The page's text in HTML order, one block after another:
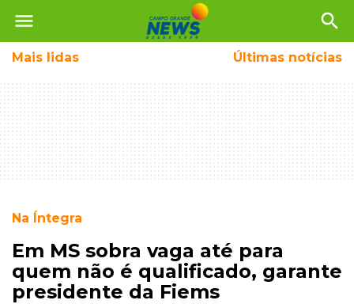
menu search
Mais lidas Últimas notícias
Na Íntegra
Em MS sobra vaga até para
quem não é qualificado, garante
presidente da Fiems